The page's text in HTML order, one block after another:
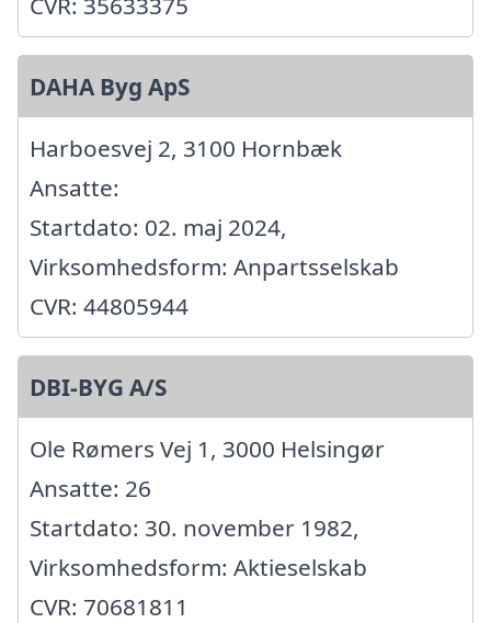
DAHA Byg ApS
Harboesvej 2, 3100 Hornbæk
Ansatte:
Startdato: 02. maj 2024,
Virksomhedsform: Anpartsselskab
CVR: 44805944
DBI-BYG A/S
Ole Rømers Vej 1, 3000 Helsingør
Ansatte: 26
Startdato: 30. november 1982,
Virksomhedsform: Aktieselskab
CVR: 70681811